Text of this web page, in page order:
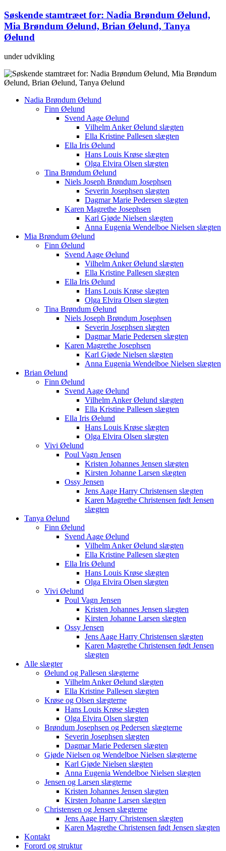
Søskende stamtræet for: Nadia Brøndum Øelund,
Mia Brøndum Øelund, Brian Øelund, Tanya
Øelund
under udvikling
Nadia Brøndum Øelund
Finn Øelund
Svend Aage Øelund
Vilhelm Anker Øelund slægten
Ella Kristine Pallesen slægten
Ella Iris Øelund
Hans Louis Krøse slægten
Olga Elvira Olsen slægten
Tina Brøndum Øelund
Niels Joseph Brøndum Josephsen
Severin Josephsen slægten
Dagmar Marie Pedersen slægten
Karen Magrethe Josephsen
Karl Gjøde Nielsen slægten
Anna Eugenia Wendelboe Nielsen slægten
Mia Brøndum Øelund
Finn Øelund
Svend Aage Øelund
Vilhelm Anker Øelund slægten
Ella Kristine Pallesen slægten
Ella Iris Øelund
Hans Louis Krøse slægten
Olga Elvira Olsen slægten
Tina Brøndum Øelund
Niels Joseph Brøndum Josephsen
Severin Josephsen slægten
Dagmar Marie Pedersen slægten
Karen Magrethe Josephsen
Karl Gjøde Nielsen slægten
Anna Eugenia Wendelboe Nielsen slægten
Brian Øelund
Finn Øelund
Svend Aage Øelund
Vilhelm Anker Øelund slægten
Ella Kristine Pallesen slægten
Ella Iris Øelund
Hans Louis Krøse slægten
Olga Elvira Olsen slægten
Vivi Øelund
Poul Vagn Jensen
Kristen Johannes Jensen slægten
Kirsten Johanne Larsen slægten
Ossy Jensen
Jens Aage Harry Christensen slægten
Karen Magrethe Christensen født Jensen
slægten
Tanya Øelund
Finn Øelund
Svend Aage Øelund
Vilhelm Anker Øelund slægten
Ella Kristine Pallesen slægten
Ella Iris Øelund
Hans Louis Krøse slægten
Olga Elvira Olsen slægten
Vivi Øelund
Poul Vagn Jensen
Kristen Johannes Jensen slægten
Kirsten Johanne Larsen slægten
Ossy Jensen
Jens Aage Harry Christensen slægten
Karen Magrethe Christensen født Jensen
slægten
Alle slægter
Øelund og Pallesen slægterne
Vilhelm Anker Øelund slægten
Ella Kristine Pallesen slægten
Krøse og Olsen slægterne
Hans Louis Krøse slægten
Olga Elvira Olsen slægten
Brøndum Josephsen og Pedersen slægterne
Severin Josephsen slægten
Dagmar Marie Pedersen slægten
Gjøde Nielsen og Wendelboe Nielsen slægterne
Karl Gjøde Nielsen slægten
Anna Eugenia Wendelboe Nielsen slægten
Jensen og Larsen slægterne
Kristen Johannes Jensen slægten
Kirsten Johanne Larsen slægten
Christensen og Jensen slægterne
Jens Aage Harry Christensen slægten
Karen Magrethe Christensen født Jensen slægten
Kontakt
Forord og struktur